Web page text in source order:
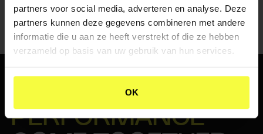
partners voor social media, adverteren en analyse. Deze
partners kunnen deze gegevens combineren met andere
informatie die u aan ze heeft verstrekt of die ze hebben
verzameld op basis van uw gebruik van hun services.
OK
WHEREPASSION
PERFORMANCE